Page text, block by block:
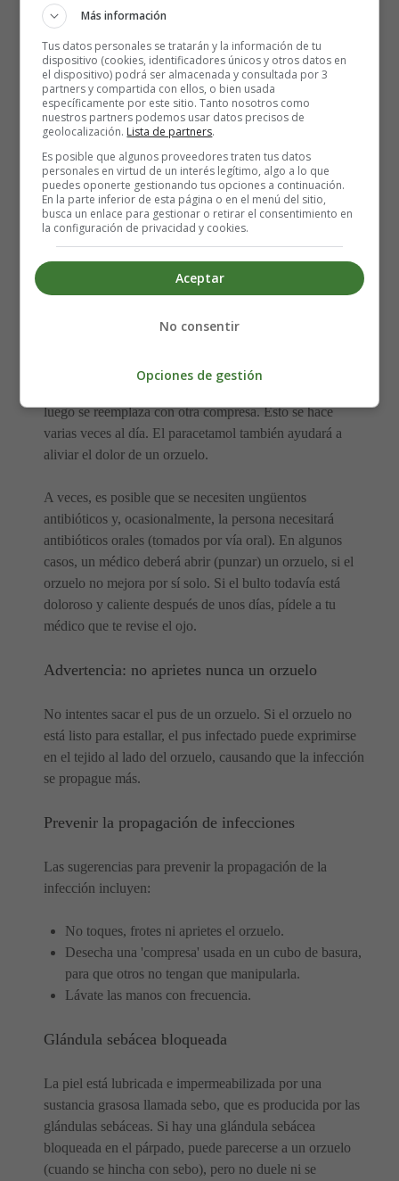
Si el pus sale del orzuelo, el bulto desaparece con
bastante rapidez. De lo contrario, la hinchazón puede
tardar más en bajar.
Opciones de tratamiento
Los orzuelos pueden ser dolorosos y muy irritantes. Las
'compresas' calientes pueden ayudar a aliviar el dolor y
también pueden ayudar a eliminar la infección. Durante
muchos siglos, se ha creído que las compresas calientes
pieza de material (como bolas de algodón) que se calienta
en agua caliente. Debe ser tan caliente como la persona
piel. Probablemente sea mejor que la persona con el
quemaduras. El material húmedo y caliente se coloca en
luego se reemplaza con otra compresa. Esto se hace
varias veces al día. El paracetamol también ayudará a
aliviar el dolor de un orzuelo.
A veces, es posible que se necesiten ungüentos
antibióticos y, ocasionalmente, la persona necesitará
antibióticos orales (tomados por vía oral). En algunos
casos, un médico deberá abrir (punzar) un orzuelo, si el
orzuelo no mejora por sí solo. Si el bulto todavía está
doloroso y caliente después de unos días, pídele a tu
médico que te revise el ojo.
Advertencia: no aprietes nunca un orzuelo
No intentes sacar el pus de un orzuelo. Si el orzuelo no
está listo para estallar, el pus infectado puede exprimirse
en el tejido al lado del orzuelo, causando que la infección
se propague más.
Prevenir la propagación de infecciones
Las sugerencias para prevenir la propagación de la
infección incluyen:
No toques, frotes ni aprietes el orzuelo.
Desecha una 'compresa' usada en un cubo de basura,
para que otros no tengan que manipularla.
Lávate las manos con frecuencia.
Glándula sebácea bloqueada
La piel está lubricada e impermeabilizada por una
sustancia grasosa llamada sebo, que es producida por las
glándulas sebáceas. Si hay una glándula sebácea
bloqueada en el párpado, puede parecerse a un orzuelo
(cuando se hincha con sebo), pero no duele ni se
Más información
Tus datos personales se tratarán y la información de tu
dispositivo (cookies, identificadores únicos y otros datos en
el dispositivo) podrá ser almacenada y consultada por 3
partners y compartida con ellos, o bien usada
específicamente por este sitio. Tanto nosotros como
nuestros partners podemos usar datos precisos de
geolocalización. Lista de partners.
Es posible que algunos proveedores traten tus datos
personales en virtud de un interés legítimo, algo a lo que
puedes oponerte gestionando tus opciones a continuación.
En la parte inferior de esta página o en el menú del sitio,
busca un enlace para gestionar o retirar el consentimiento en
la configuración de privacidad y cookies.
Aceptar
No consentir
Opciones de gestión